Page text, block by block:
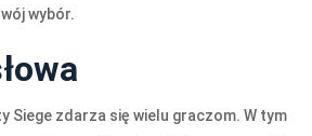
wybór.
Siege zdarza się wielu graczom. W tym